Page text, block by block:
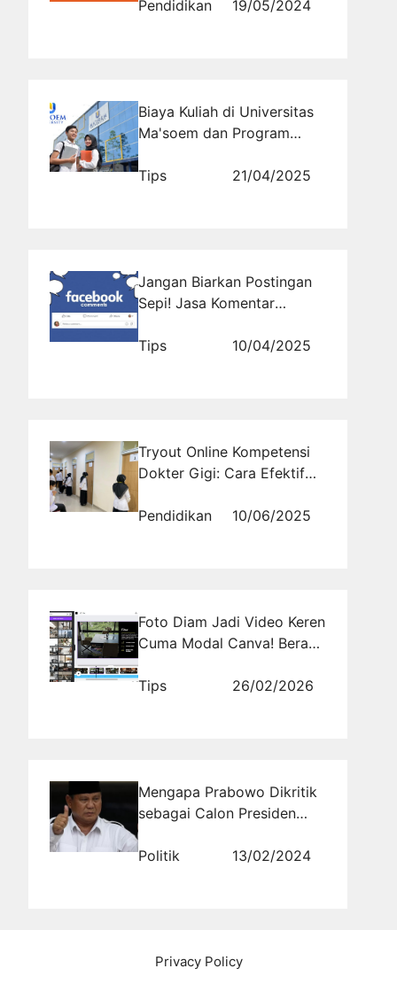
Pendidikan
19/05/2024
Biaya Kuliah di Universitas
Ma'soem dan Program
Tips
21/04/2025
Jangan Biarkan Postingan
Sepi! Jasa Komentar
Tips
10/04/2025
Tryout Online Kompetensi
Dokter Gigi: Cara Efektif
Persiapan Mental yang
Pendidikan 10/06/2025
Foto Diam Jadi Video Keren
Cuma Modal Canva! Berani
Tips
26/02/2026
Mengapa Prabowo Dikritik
sebagai Calon Presiden
Politik
13/02/2024
Privacy Policy